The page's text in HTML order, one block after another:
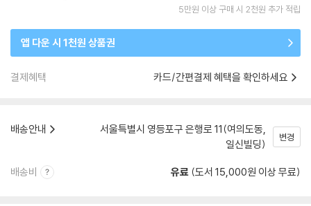
5만원 이상 구매 시 2천원 추가 적립
앱 다운 시 1천원 상품권
결제혜택 카드/간편결제 혜택을 확인하세요
배송안내
서울특별시 영등포구 은행로 11(여의도동,
일신빌딩)
변경
배송비 유료 (도서 15,000원 이상 무료)